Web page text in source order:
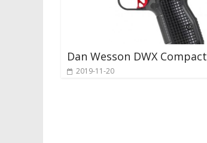
Dan Wesson DWX Compact
2019-11-20